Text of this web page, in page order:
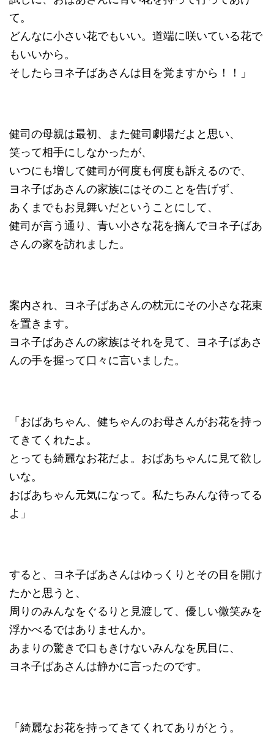
て。
どんなに小さい花でもいい。道端に咲いている花で
もいいから。
そしたらヨネ子ばあさんは目を覚ますから！！」
健司の母親は最初、また健司劇場だよと思い、
笑って相手にしなかったが、
いつにも増して健司が何度も何度も訴えるので、
ヨネ子ばあさんの家族にはそのことを告げず、
あくまでもお見舞いだということにして、
健司が言う通り、青い小さな花を摘んでヨネ子ばあ
さんの家を訪れました。
案内され、ヨネ子ばあさんの枕元にその小さな花束
を置きます。
ヨネ子ばあさんの家族はそれを見て、ヨネ子ばあさ
んの手を握って口々に言いました。
「おばあちゃん、健ちゃんのお母さんがお花を持っ
てきてくれたよ。
とっても綺麗なお花だよ。おばあちゃんに見て欲し
いな。
おばあちゃん元気になって。私たちみんな待ってる
よ」
すると、ヨネ子ばあさんはゆっくりとその目を開け
たかと思うと、
周りのみんなをぐるりと見渡して、優しい微笑みを
浮かべるではありませんか。
あまりの驚きで口もきけないみんなを尻目に、
ヨネ子ばあさんは静かに言ったのです。
「綺麗なお花を持ってきてくれてありがとう。